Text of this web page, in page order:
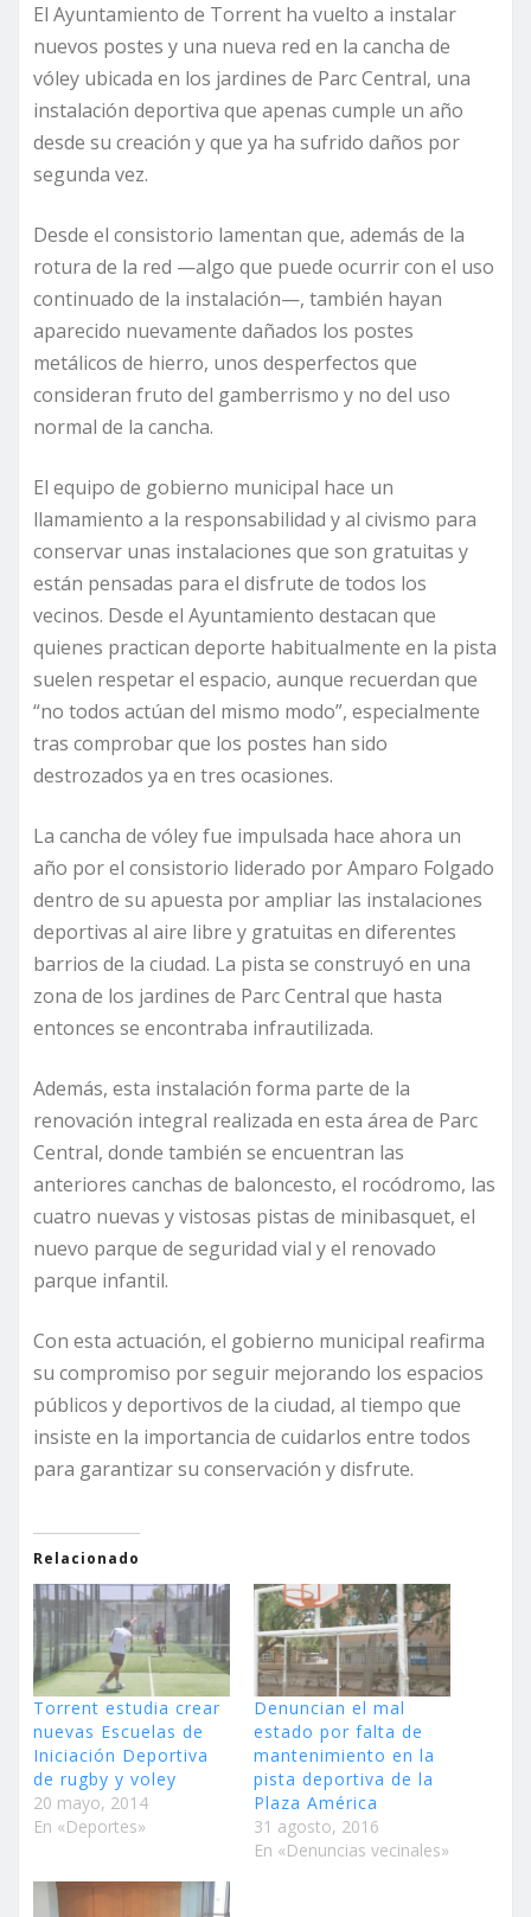
El Ayuntamiento de Torrent ha vuelto a instalar
nuevos postes y una nueva red en la cancha de
vóley ubicada en los jardines de Parc Central, una
instalación deportiva que apenas cumple un año
desde su creación y que ya ha sufrido daños por
segunda vez.
Desde el consistorio lamentan que, además de la
rotura de la red —algo que puede ocurrir con el uso
continuado de la instalación—, también hayan
aparecido nuevamente dañados los postes
metálicos de hierro, unos desperfectos que
consideran fruto del gamberrismo y no del uso
normal de la cancha.
El equipo de gobierno municipal hace un
llamamiento a la responsabilidad y al civismo para
conservar unas instalaciones que son gratuitas y
están pensadas para el disfrute de todos los
vecinos. Desde el Ayuntamiento destacan que
quienes practican deporte habitualmente en la pista
suelen respetar el espacio, aunque recuerdan que
“no todos actúan del mismo modo”, especialmente
tras comprobar que los postes han sido
destrozados ya en tres ocasiones.
La cancha de vóley fue impulsada hace ahora un
año por el consistorio liderado por Amparo Folgado
dentro de su apuesta por ampliar las instalaciones
deportivas al aire libre y gratuitas en diferentes
barrios de la ciudad. La pista se construyó en una
zona de los jardines de Parc Central que hasta
entonces se encontraba infrautilizada.
Además, esta instalación forma parte de la
renovación integral realizada en esta área de Parc
Central, donde también se encuentran las
anteriores canchas de baloncesto, el rocódromo, las
cuatro nuevas y vistosas pistas de minibasquet, el
nuevo parque de seguridad vial y el renovado
parque infantil.
Con esta actuación, el gobierno municipal reafirma
su compromiso por seguir mejorando los espacios
públicos y deportivos de la ciudad, al tiempo que
insiste en la importancia de cuidarlos entre todos
para garantizar su conservación y disfrute.
Relacionado
Torrent estudia crear
nuevas Escuelas de
Iniciación Deportiva
de rugby y voley
20 mayo, 2014
En «Deportes»
Denuncian el mal
estado por falta de
mantenimiento en la
pista deportiva de la
Plaza América
31 agosto, 2016
En «Denuncias vecinales»